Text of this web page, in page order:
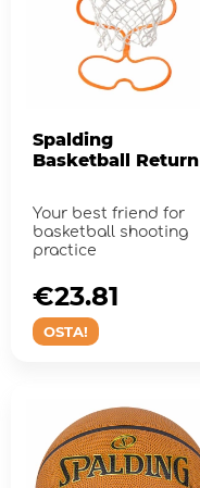
Spalding
Basketball Return
Your best friend for
basketball shooting
practice
OSTA!
€23.81